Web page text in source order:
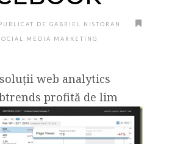
PUBLICAT DE GABRIEL NISTORAN
MEDIA MARKETING
web analytics
profită de lim